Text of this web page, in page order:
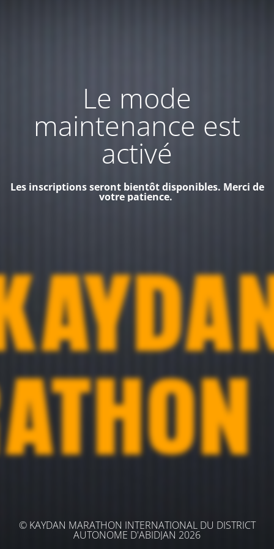
Le mode
maintenance est
activé
Les inscriptions seront bientôt disponibles. Merci de
votre patience.
© KAYDAN MARATHON INTERNATIONAL DU DISTRICT
AUTONOME D'ABIDJAN 2026